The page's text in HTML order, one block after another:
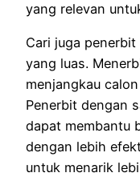
yang relevan
Cari juga
yang luas.
menjangkau
Penerbit dengan
dapat membantu
dengan lebih
untuk menarik